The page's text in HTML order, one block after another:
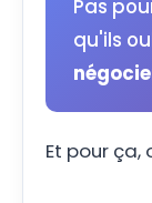
Pas
qu'ils
Et pour ça,